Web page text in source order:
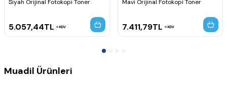
Siyah Orijinal Fotokopi Toner
5.057,44TL KDV
Mavi Orijinal Fotokopi Toner
7.411,79TL KDV
Muadil Ürünleri